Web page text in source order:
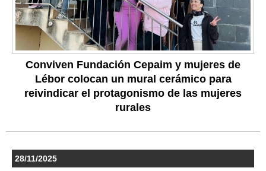
Conviven Fundación Cepaim y mujeres de
Lébor colocan un mural cerámico para
reivindicar el protagonismo de las mujeres
rurales
28/11/2025